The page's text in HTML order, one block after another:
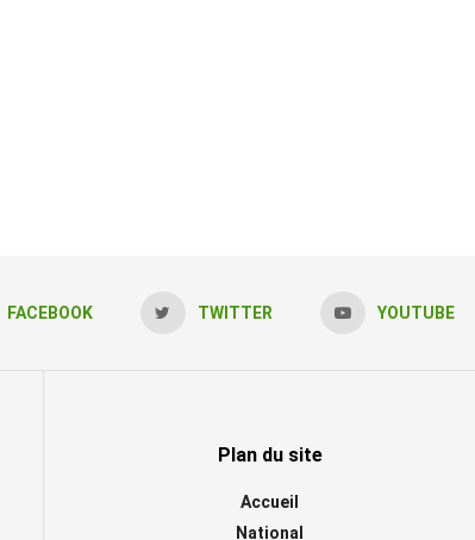
FACEBOOK TWITTER YOUTUBE
Plan du site
Accueil
National